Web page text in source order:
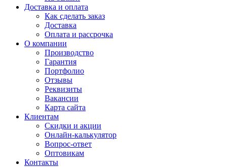
Доставка и оплата
Как сделать заказ
Доставка
Оплата и рассрочка
О компании
Производство
Гарантия
Портфолио
Отзывы
Реквизиты
Вакансии
Карта сайта
Клиентам
Скидки и акции
Онлайн-калькулятор
Вопрос-ответ
Оптовикам
Контакты